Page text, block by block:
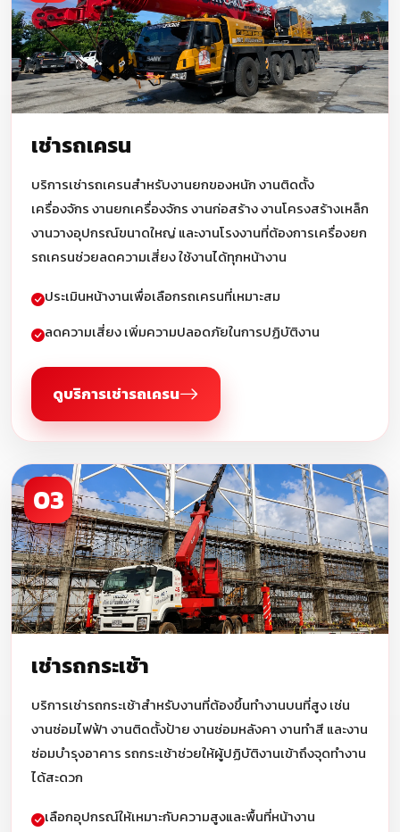
เช่ารถเครน
บริการเช่ารถเครนสำหรับงานยกของหนัก งานติดตั้ง
เครื่องจักร งานยกเครื่องจักร งานก่อสร้าง งานโครงสร้างเหล็ก
งานวางอุปกรณ์ขนาดใหญ่ และงานโรงงานที่ต้องการเครื่องยก
รถเครนช่วยลดความเสี่ยง ใช้งานได้ทุกหน้างาน
ประเมินหน้างานเพื่อเลือกรถเครนที่เหมาะสม
ลดความเสี่ยง เพิ่มความปลอดภัยในการปฏิบัติงาน
ดูบริการเช่ารถเครน
03
เช่ารถกระเช้า
บริการเช่ารถกระเช้าสำหรับงานที่ต้องขึ้นทำงานบนที่สูง เช่น
งานซ่อมไฟฟ้า งานติดตั้งป้าย งานซ่อมหลังคา งานทำสี และงาน
ซ่อมบำรุงอาคาร รถกระเช้าช่วยให้ผู้ปฏิบัติงานเข้าถึงจุดทำงาน
ได้สะดวก
เลือกอุปกรณ์ให้เหมาะกับความสูงและพื้นที่หน้างาน